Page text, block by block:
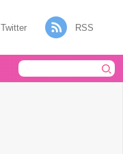
Twitter RSS